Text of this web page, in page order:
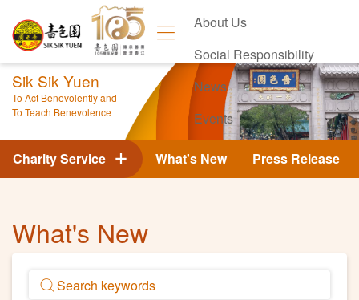
About Us
Social Responsibility
News
Events
Contact Us
Sik Sik Yuen
To Act Benevolently and
To Teach Benevolence
What's New Press Release
Charity Service
What's New